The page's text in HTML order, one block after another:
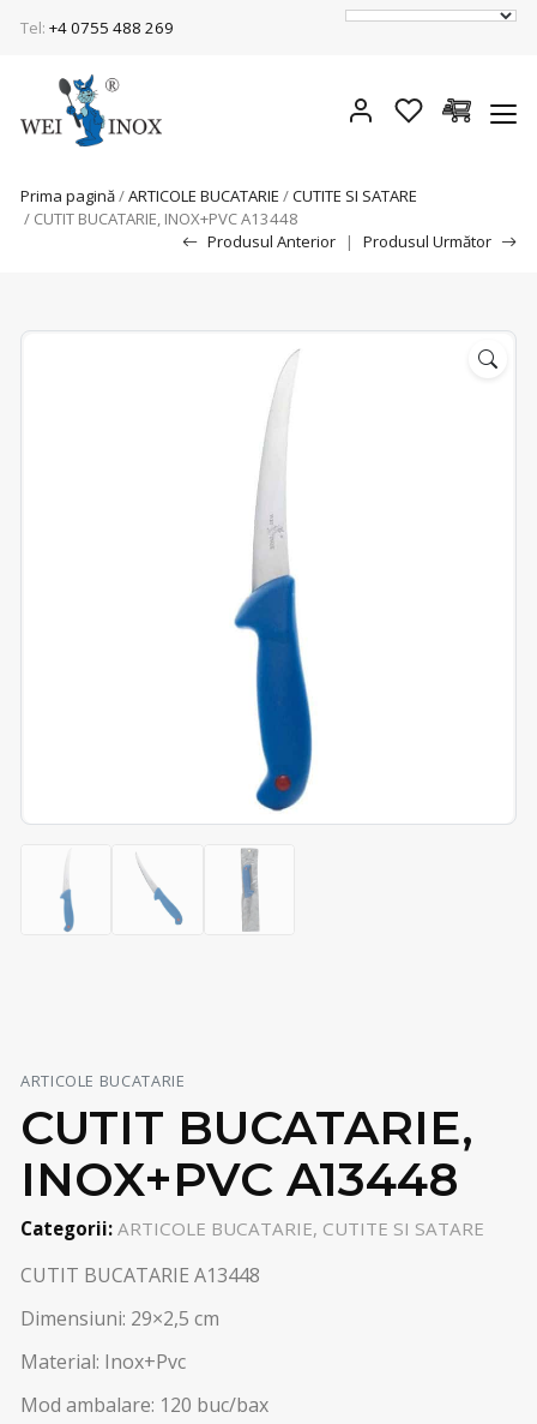
Tel: +4 0755 488 269
Prima pagină/ARTICOLE BUCATARIE /CUTITE SI SATARE
/ CUTIT BUCATARIE, INOX+PVC A13448
Produsul Anterior
| Produsul Următor
ARTICOLE BUCATARIE
CUTIT BUCATARIE,
INOX+PVC A13448
Categorii: ARTICOLE BUCATARIE, CUTITE SI SATARE
CUTIT BUCATARIE A13448
Dimensiuni: 29×2,5 cm
Material: Inox+Pvc
Mod ambalare: 120 buc/bax